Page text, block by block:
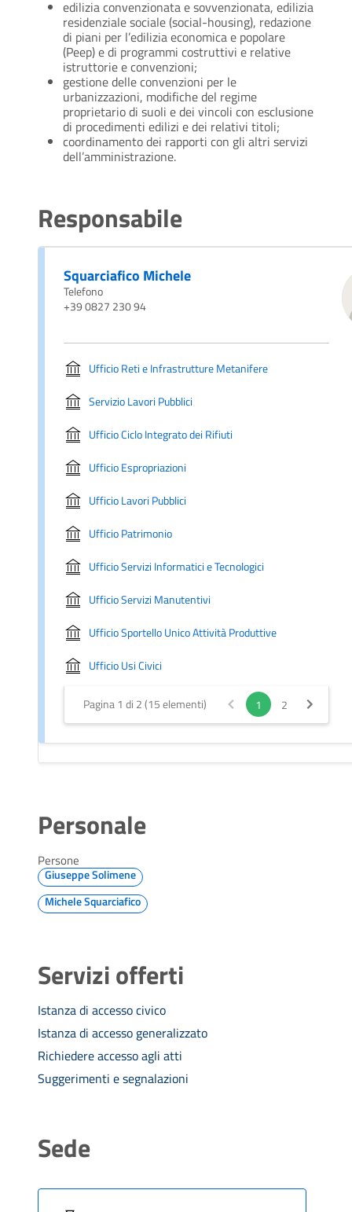
edilizia convenzionata e sovvenzionata, edilizia
residenziale sociale (social-housing), redazione
di piani per l’edilizia economica e popolare
(Peep) e di programmi costruttivi e relative
istruttorie e convenzioni;
gestione delle convenzioni per le
urbanizzazioni, modifiche del regime
proprietario di suoli e dei vincoli con esclusione
di procedimenti edilizi e dei relativi titoli;
coordinamento dei rapporti con gli altri servizi
dell’amministrazione.
Responsabile
Squarciafico Michele
Telefono
+39 0827 230 94
Ufficio Reti e Infrastrutture Metanifere
Servizio Lavori Pubblici
Ufficio Ciclo Integrato dei Rifiuti
Ufficio Espropriazioni
Ufficio Lavori Pubblici
Ufficio Patrimonio
Ufficio Servizi Informatici e Tecnologici
Ufficio Servizi Manutentivi
Ufficio Sportello Unico Attività Produttive
Ufficio Usi Civici
Pagina 1 di 2 (15 elementi) 1 2
Personale
Persone
Giuseppe Solimene
Michele Squarciafico
Servizi offerti
Istanza di accesso civico
Istanza di accesso generalizzato
Richiedere accesso agli atti
Suggerimenti e segnalazioni
Sede